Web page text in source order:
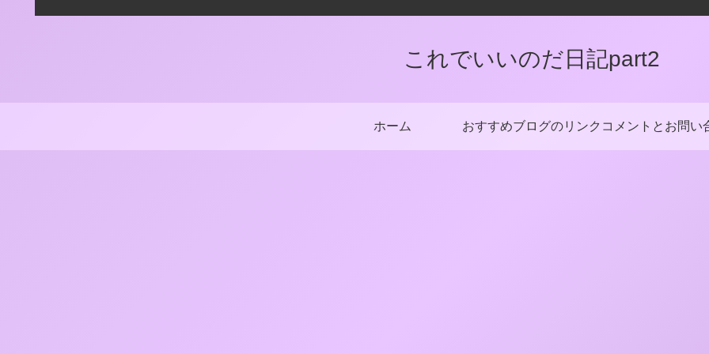
これでいいのだ日記part2
ホーム おすすめブログのリンク コメントとお問い